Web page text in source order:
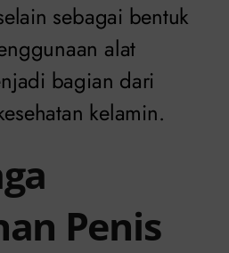
sebagai bentuk
alat
bagian dari
kelamin.
Penis